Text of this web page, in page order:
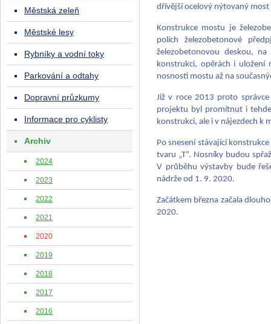
dřívější ocelový nýtovaný
Konstrukce mostu je
polích železobetonové
železobetonovou deskou,
konstrukci, opěrách i uložení
nosnosti mostu až na
Již v roce 2013 proto
projektu byl promítnut i
konstrukci, ale i v nájezdech k
Po snesení stávající konstrukce
tvaru „T“. Nosníky budou
V průběhu výstavby bude
nádrže od 1. 9. 2020.
Začátkem března začala
2020.
Městská zeleň
Městské lesy
Rybníky a vodní toky
Parkování a odtahy
Dopravní průzkumy
Informace pro cyklisty
Archiv
2024
2023
2022
2021
2020
2019
2018
2017
2016